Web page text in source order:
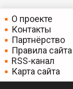
О проекте
Контакты
Партнёрство
Правила сайта
RSS-канал
Карта сайта